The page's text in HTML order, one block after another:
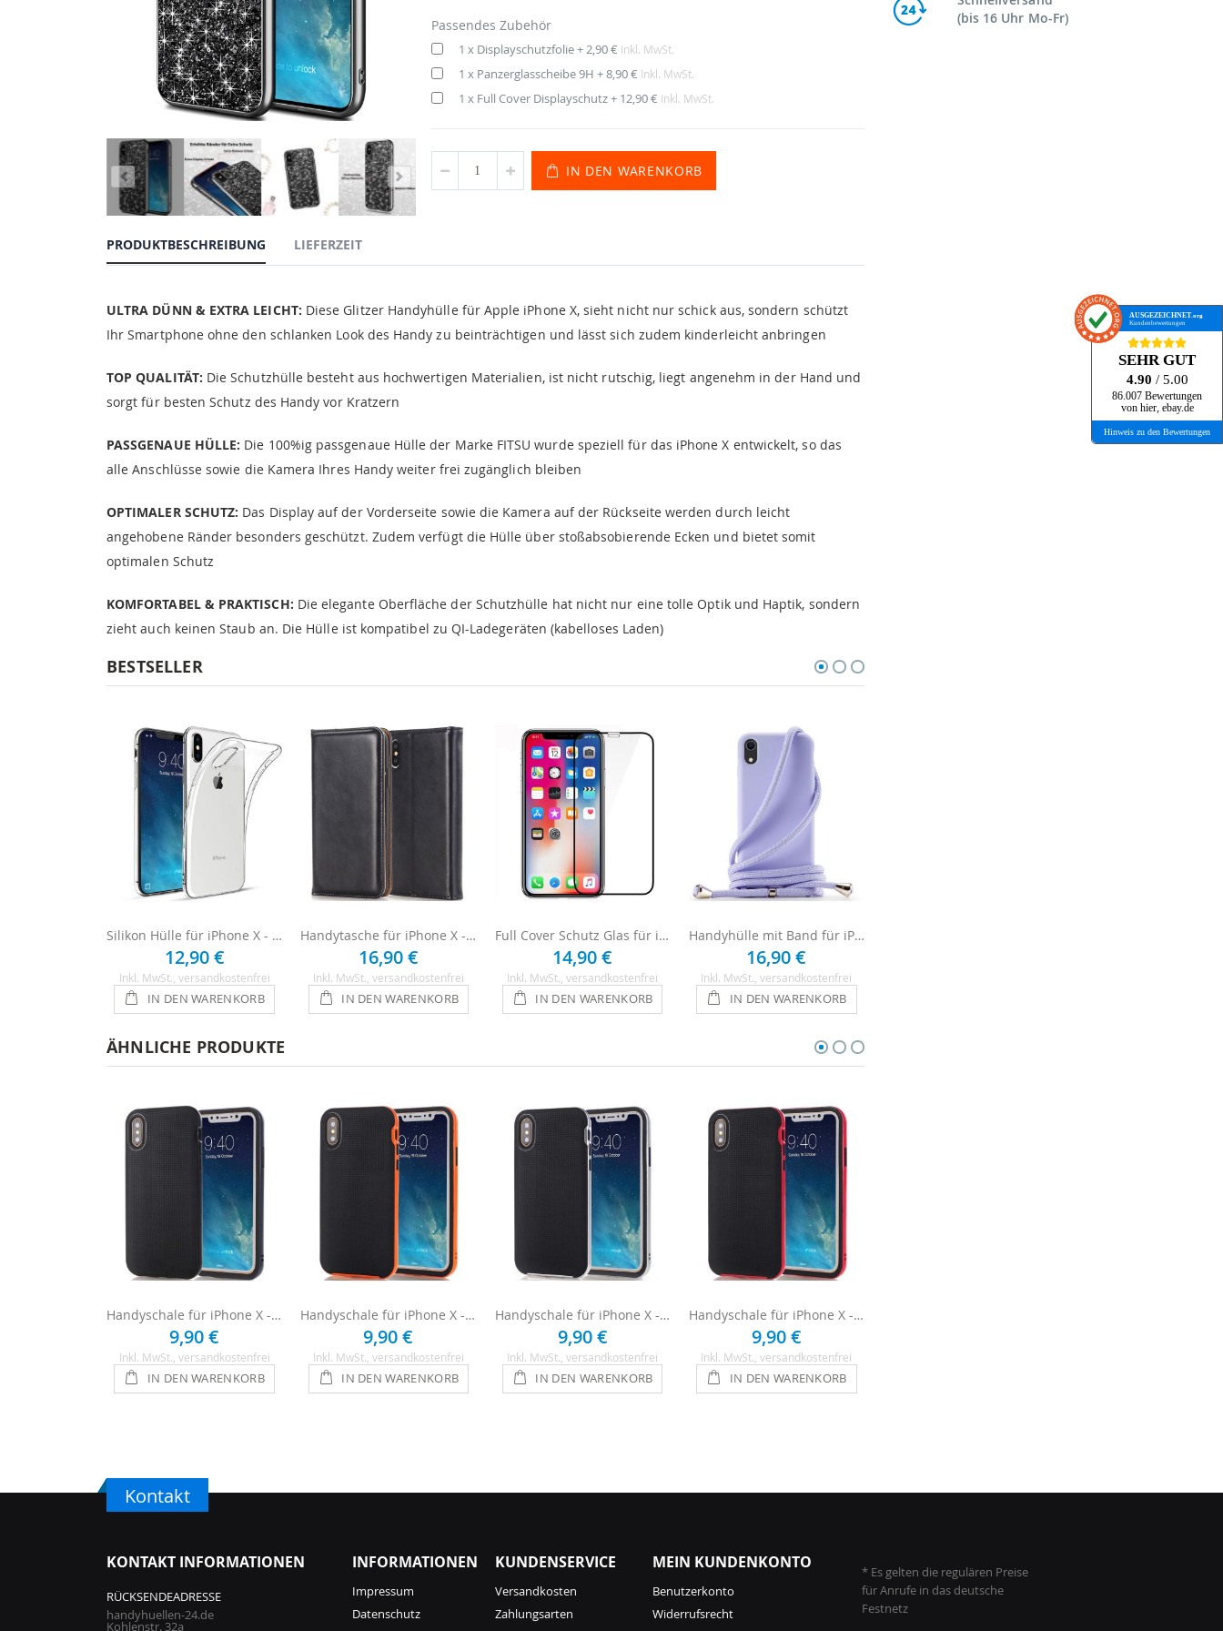
Passendes Zubehör
1 x Displayschutzfolie+2,90 € Inkl. MwSt.
1 x Panzerglasscheibe 9H+8,90 € Inkl. MwSt.
1 x Full Cover Displayschutz+ 12,90 € Inkl. MwSt.
IN DEN WARENKORB
PRODUKTBESCHREIBUNG
ULTRA DÜNN & EXTRA LEICHT: Diese Glitzer Handyhülle für Apple iPhone X, sieht nicht nur schick aus, sondern schützt
Ihr Smartphone ohne den schlanken Look des Handy zu beinträchtigen und lässt sich zudem kinderleicht anbringen
TOP QUALITÄT: Die Schutzhülle besteht aus hochwertigen Materialien, ist nicht rutschig, liegt angenehm in der Hand und
sorgt für besten Schutz des Handy vor Kratzern
PASSGENAUE HÜLLE: Die 100%ig passgenaue Hülle der Marke FITSU wurde speziell für das iPhone X entwickelt, so das
alle Anschlüsse sowie die Kamera Ihres Handy weiter frei zugänglich bleiben
OPTIMALER SCHUTZ: Das Display auf der Vorderseite sowie die Kamera auf der Rückseite werden durch leicht
angehobene Ränder besonders geschützt. Zudem verfügt die Hülle über stoßabsobierende Ecken und bietet somit
optimalen Schutz
KOMFORTABEL & PRAKTISCH: Die elegante Oberfläche der Schutzhülle hat nicht nur eine tolle Optik und Haptik, sondern
zieht auch keinen Staub an. Die Hülle ist kompatibel zu QI-Ladegeräten (kabelloses Laden)
LIEFERZEIT
BESTSELLER
Silikon Hülle für iPhone X - Transparent
12,90 €
Inkl. MwSt. , versandkostenfrei
IN DEN WARENKORB
Handytasche für iPhone X - Schwarz
16,90 €
Inkl. MwSt. , versandkostenfrei
IN DEN WARENKORB
Full Cover Schutz Glas für iPhone X - Schwarz
14,90 €
Inkl. MwSt. , versandkostenfrei
IN DEN WARENKORB
Handyhülle mit Band für iPhone X - Lila
16,90 €
Inkl. MwSt. , versandkostenfrei
IN DEN WARENKORB
ÄHNLICHE PRODUKTE
Handyschale für iPhone X - Schwarz
9,90 €
Inkl. MwSt. , versandkostenfrei
IN DEN WARENKORB
Handyschale für iPhone X - Schwarz / Orange
9,90 €
Inkl. MwSt. , versandkostenfrei
IN DEN WARENKORB
Handyschale für iPhone X - Schwarz / Silber
9,90 €
Inkl. MwSt. , versandkostenfrei
IN DEN WARENKORB
Handyschale für iPhone X - Schwarz / Rot
9,90 €
Inkl. MwSt. , versandkostenfrei
IN DEN WARENKORB
(bis 16 Uhr Mo-Fr)
Kontakt
KONTAKT INFORMATIONEN
RÜCKSENDEADRESSE
handyhuellen-24.de
Kohlenstr. 32a
INFORMATIONEN
Impressum
Datenschutz
KUNDENSERVICE
Versandkosten
Zahlungsarten
MEIN KUNDENKONTO
Benutzerkonto
Widerrufsrecht
* Es gelten die regulären Preise
für Anrufe in das deutsche
Festnetz
AUSGEZEICHNET.org
Kundenbewertungen
SEHR GUT
4.90 / 5.00
86.007 Bewertungen
von hier, ebay.de
Hinweis zu den Bewertungen